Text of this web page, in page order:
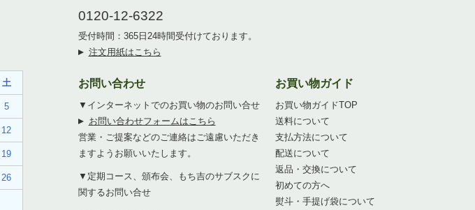
土
5
12
19
26
0120-12-6322
受付時間：365日24時間受付けております。
注文用紙はこちら
お問い合わせ
▼インターネットでのお買い物のお問い合せ
お問い合わせフォームはこちら
営業・ご提案などのご連絡はご遠慮いただき
ますようお願いいたします。
▼定期コース、頒布会、もち吉のサブスクに
関するお問い合せ
お買い物ガイド
お買い物ガイドTOP
送料について
支払方法について
配送について
返品・交換について
初めての方へ
熨斗・手提げ袋について